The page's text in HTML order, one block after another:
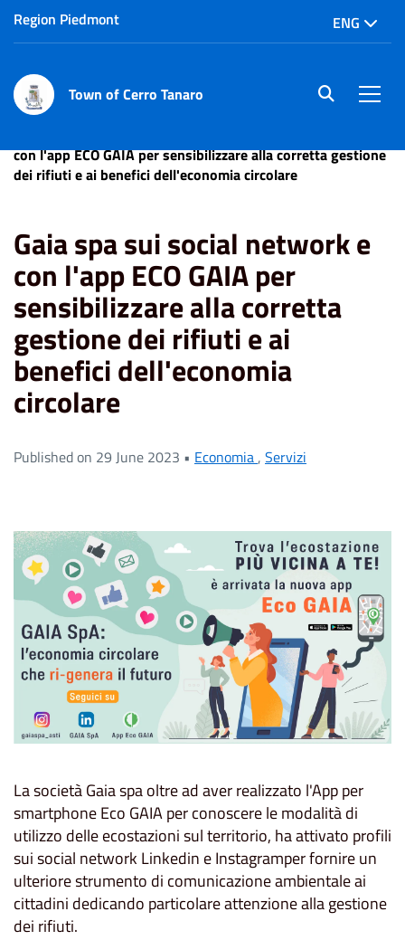
Region Piedmont ENG
Town of Cerro Tanaro site.searc
con l'app ECO GAIA per sensibilizzare alla corretta gestione
dei rifiuti e ai benefici dell'economia circolare
Gaia spa sui social network e
con l'app ECO GAIA per
sensibilizzare alla corretta
gestione dei rifiuti e ai
benefici dell'economia
circolare
Published on 29 June 2023 • Economia, Servizi
La società Gaia spa oltre ad aver realizzato l'App per
smartphone Eco GAIA per conoscere le modalità di
utilizzo delle ecostazioni sul territorio, ha attivato profili
sui social network Linkedin e Instagramper fornire un
ulteriore strumento di comunicazione ambientale ai
cittadini dedicando particolare attenzione alla gestione
dei rifiuti.